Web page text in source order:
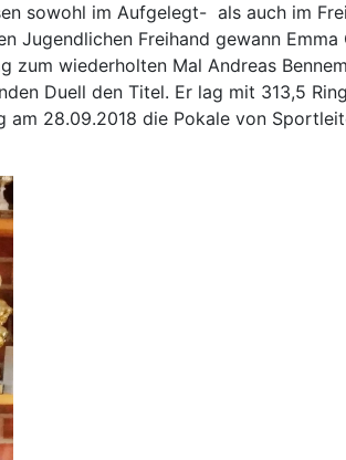
sowohl im Aufgelegt- als auch im
Freihand gewann
wiederholten Mal Andreas
Duell den Titel. Er lag mit 313,5
28.09.2018 die Pokale von